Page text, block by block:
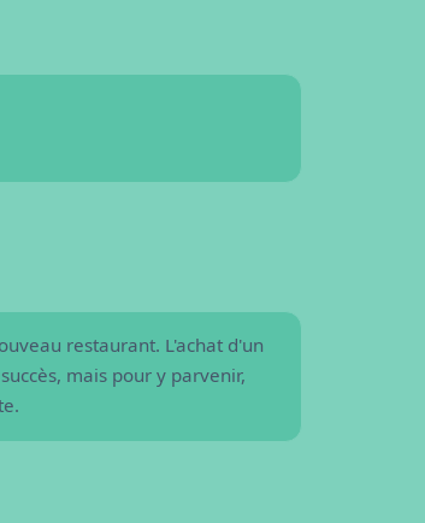
restaurant. L'achat d'un
mais pour y parvenir,